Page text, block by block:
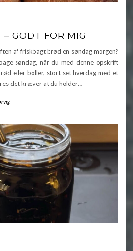
– GODT FOR MIG
af friskbagt brød en søndag morgen?
søndag, når du med denne opskrift
eller boller, stort set hverdag med et
det kræver at du holder…